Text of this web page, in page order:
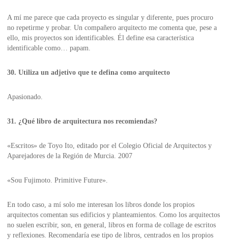
A mí me parece que cada proyecto es singular y diferente, pues procuro
no repetirme y probar. Un compañero arquitecto me comenta que, pese a
ello, mis proyectos son identificables. Él define esa característica
identificable como… papam.
30. Utiliza un adjetivo que te defina como arquitecto
Apasionado.
31. ¿Qué libro de arquitectura nos recomiendas?
«Escritos» de Toyo Ito, editado por el Colegio Oficial de Arquitectos y
Aparejadores de la Región de Murcia. 2007
«Sou Fujimoto. Primitive Future».
En todo caso, a mí solo me interesan los libros donde los propios
arquitectos comentan sus edificios y planteamientos. Como los arquitectos
no suelen escribir, son, en general, libros en forma de collage de escritos
y reflexiones. Recomendaría ese tipo de libros, centrados en los propios